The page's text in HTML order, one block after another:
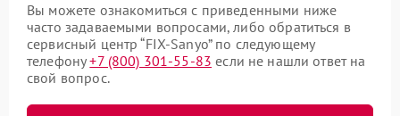
Вы можете ознакомиться с приведенными ниже
часто задаваемыми вопросами, либо обратиться в
сервисный центр “FIX-Sanyo” по следующему
телефону+7 (800) 301-55-83 если не нашли ответ на
свой вопрос.